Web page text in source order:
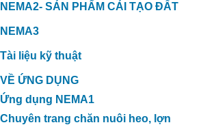
NEMA2- SẢN PHẨM CẢI TẠO ĐẤT
NEMA3
Tài liệu kỹ thuật
VỀ ỨNG DỤNG
Ứng dụng NEMA1
Chuyên trang chăn nuôi heo, lợn